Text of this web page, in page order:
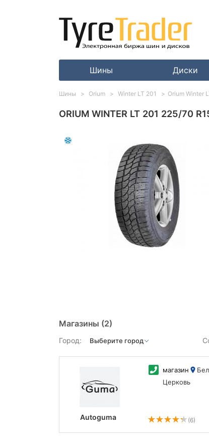
Шины Диски
ORIUM WINTER LT 201 225/70
Магазины (2)
Город:
Autoguma
магазин
Церковь
(6)
Шины Orium Winter LT 201 Orium Winter